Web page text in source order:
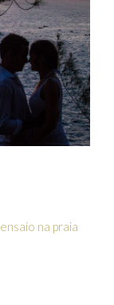
ensaio na praia